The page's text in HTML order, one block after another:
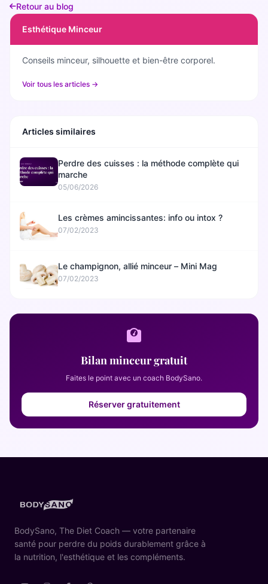
Retour au blog
Esthétique Minceur
Conseils minceur, silhouette et bien-être corporel.
Voir tous les articles →
Articles similaires
Perdre des cuisses : la méthode complète qui
marche
05/06/2026
Les crèmes amincissantes: info ou intox ?
07/02/2023
Le champignon, allié minceur – Mini Mag
07/02/2023
Bilan minceur gratuit
Faites le point avec un coach BodySano.
Réserver gratuitement
BodySano, The Diet Coach — votre partenaire
santé pour perdre du poids durablement grâce à
la nutrition, l'esthétique et les compléments.